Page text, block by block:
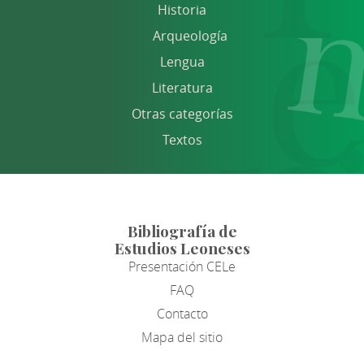
Historia
Arqueología
Lengua
Literatura
Otras categorías
Textos
Bibliografía de
Estudios Leoneses
Presentación CELe
FAQ
Contacto
Mapa del sitio